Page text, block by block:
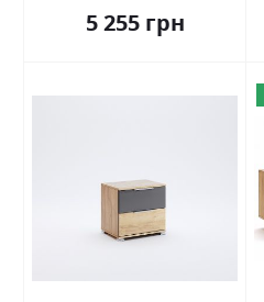
5 255 грн